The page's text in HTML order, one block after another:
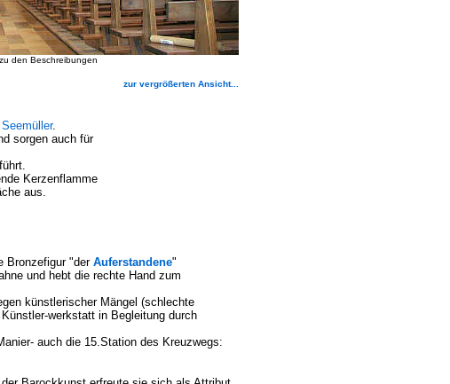
den Beschreibungen
zur vergrößerten Ansicht...
Seemüller.
sorgen auch für
Kerzenflamme
aus.
Bronzefigur "der Auferstandene"
und hebt die rechte Hand zum
künstlerischer Mängel (schlechte
werkstatt in Begleitung durch
auch die 15.Station des Kreuzwegs: